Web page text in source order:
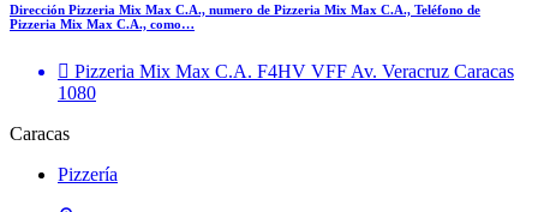
Dirección Pizzeria Mix Max C.A., numero de Pizzeria Mix Max C.A., Teléfono de
Pizzeria Mix Max C.A., como…
Pizzeria Mix Max C.A. F4HV VFF Av. Veracruz Caracas
1080
Caracas
Pizzería